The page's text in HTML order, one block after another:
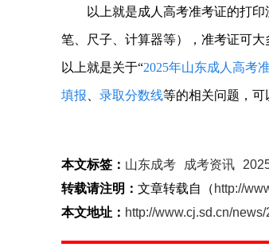
以上就是成人高考准考证的打
笔、尺子、计算器等），准考证可大
以上就是关于“2025年山东成人高考
填报 录取分数线等的相关问题，
本文标签： 山东成考 成考资讯
转载请注明： 文章转载自（ http://
本文地址： http://www.cj.sd.cn/news/